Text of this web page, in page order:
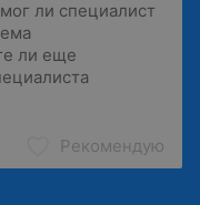
Рекомендую